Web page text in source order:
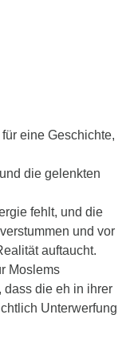
eine Geschichte,
die gelenkten
fehlt, und die
und vor
auftaucht.
Moslems
dass die eh in ihrer
Unterwerfung